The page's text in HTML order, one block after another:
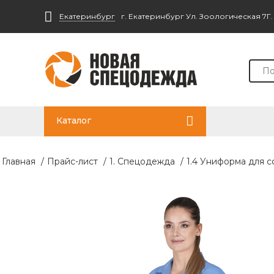
Екатеринбург г. Екатеринбург Ул. Зоологическая
Каталог
Главная / Прайс-лист / 1. Спецодежда / 1.4 Униформа для